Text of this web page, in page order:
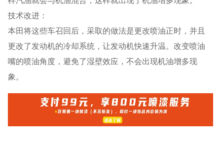
技术改进：
本田将这些车召回后，采取的做法是更改喷油正时，并且
更改了发动机的冷却系统，让发动机快速升温。改变喷油
嘴的喷油角度，避免了湿壁效应，不会出现机油增多现
象。